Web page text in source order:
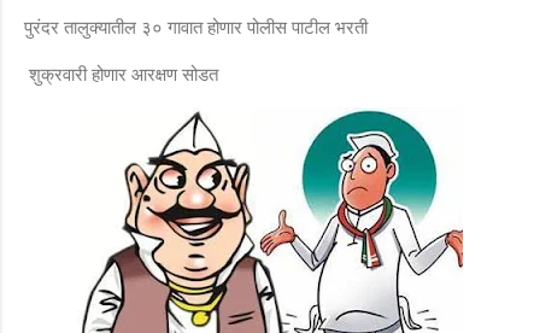
पुरंदर तालुक्यातील ३० गावात होणार पोलीस पाटील भरती
शुक्रवारी होणार आरक्षण सोडत